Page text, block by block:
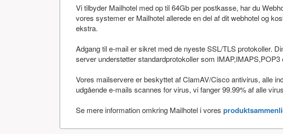
Vi tilbyder Mailhotel med op til 64Gb per postkasse, har du
vores systemer er Mailhotel allerede en del af dit webhotel og
ekstra.
Adgang til e-mail er sikret med de nyeste SSL/TLS protokoller.
server understøtter standardprotokoller som IMAP,IMAPS,POP3
Vores mailservere er beskyttet af ClamAV/Cisco antivirus, alle
udgående e-mails scannes for virus, vi fanger 99.99% af alle
Se mere information omkring Mailhotel i vores